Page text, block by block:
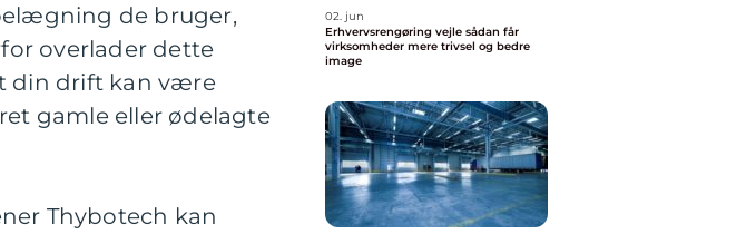
de bruger,
overlader dette
din drift kan være
gamle eller ødelagte
Thybotech kan
02. jun
Erhvervsrengøring vejle sådan får
virksomheder mere trivsel og bedre
image